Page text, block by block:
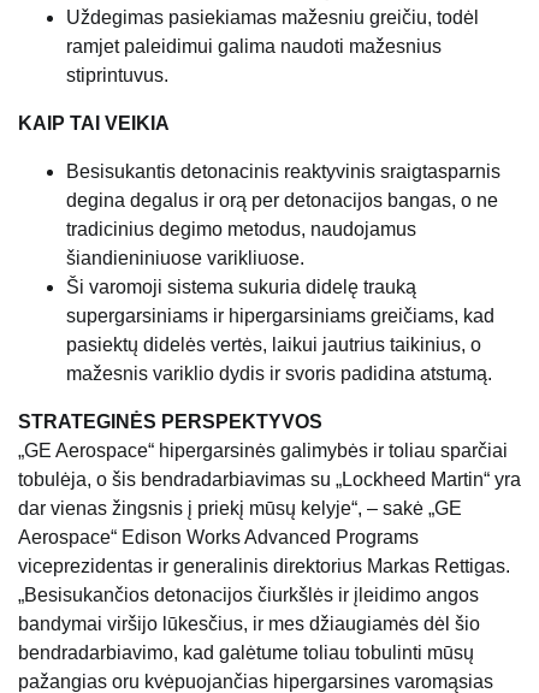
Uždegimas pasiekiamas mažesniu greičiu, todėl
ramjet paleidimui galima naudoti mažesnius
stiprintuvus.
KAIP TAI VEIKIA
Besisukantis detonacinis reaktyvinis sraigtasparnis
degina degalus ir orą per detonacijos bangas, o ne
tradicinius degimo metodus, naudojamus
šiandieniniuose varikliuose.
Ši varomoji sistema sukuria didelę trauką
supergarsiniams ir hipergarsiniams greičiams, kad
pasiektų didelės vertės, laikui jautrius taikinius, o
mažesnis variklio dydis ir svoris padidina atstumą.
STRATEGINĖS PERSPEKTYVOS
„GE Aerospace“ hipergarsinės galimybės ir toliau sparčiai
tobulėja, o šis bendradarbiavimas su „Lockheed Martin“ yra
dar vienas žingsnis į priekį mūsų kelyje“, – sakė „GE
Aerospace“ Edison Works Advanced Programs
viceprezidentas ir generalinis direktorius Markas Rettigas.
„Besisukančios detonacijos čiurkšlės ir įleidimo angos
bandymai viršijo lūkesčius, ir mes džiaugiamės dėl šio
bendradarbiavimo, kad galėtume toliau tobulinti mūsų
pažangias oru kvėpuojančias hipergarsines varomąsias